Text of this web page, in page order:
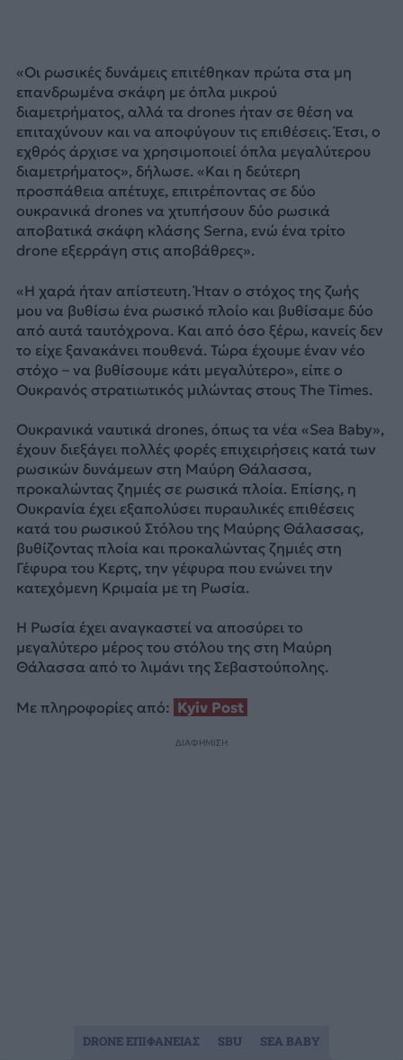
«Οι ρωσικές δυνάμεις επιτέθηκαν πρώτα στα μη
επανδρωμένα σκάφη με όπλα μικρού
διαμετρήματος, αλλά τα drones ήταν σε θέση να
επιταχύνουν και να αποφύγουν τις επιθέσεις. Έτσι, ο
εχθρός άρχισε να χρησιμοποιεί όπλα μεγαλύτερου
διαμετρήματος», δήλωσε. «Και η δεύτερη
προσπάθεια απέτυχε, επιτρέποντας σε δύο
ουκρανικά drones να χτυπήσουν δύο ρωσικά
αποβατικά σκάφη κλάσης Serna, ενώ ένα τρίτο
drone εξερράγη στις αποβάθρες».
«Η χαρά ήταν απίστευτη. Ήταν ο στόχος της ζωής
μου να βυθίσω ένα ρωσικό πλοίο και βυθίσαμε δύο
από αυτά ταυτόχρονα. Και από όσο ξέρω, κανείς δεν
το είχε ξανακάνει πουθενά. Τώρα έχουμε έναν νέο
στόχο – να βυθίσουμε κάτι μεγαλύτερο», είπε ο
Ουκρανός στρατιωτικός μιλώντας στους The Times.
Ουκρανικά ναυτικά drones, όπως τα νέα «Sea Baby»,
έχουν διεξάγει πολλές φορές επιχειρήσεις κατά των
ρωσικών δυνάμεων στη Μαύρη Θάλασσα,
προκαλώντας ζημιές σε ρωσικά πλοία. Επίσης, η
Ουκρανία έχει εξαπολύσει πυραυλικές επιθέσεις
κατά του ρωσικού Στόλου της Μαύρης Θάλασσας,
βυθίζοντας πλοία και προκαλώντας ζημιές στη
Γέφυρα του Κερτς, την γέφυρα που ενώνει την
κατεχόμενη Κριμαία με τη Ρωσία.
Η Ρωσία έχει αναγκαστεί να αποσύρει το
μεγαλύτερο μέρος του στόλου της στη Μαύρη
Θάλασσα από το λιμάνι της Σεβαστούπολης.
Με πληροφορίες από: Kyiv Post
ΔΙΑΦΗΜΙΣΗ
DRONE ΕΠΙΦΑΝΕΙΑΣ SBU
SEA BABY